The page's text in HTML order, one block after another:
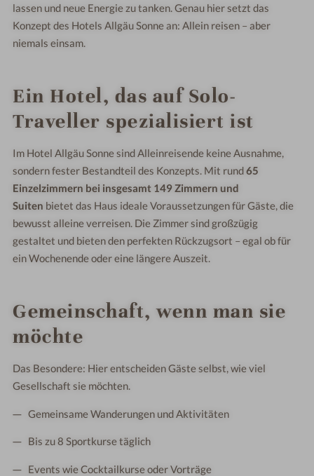
lassen und neue Energie zu tanken. Genau hier setzt das
Konzept des Hotels Allgäu Sonne an: Allein reisen – aber
niemals einsam.
Ein Hotel, das auf Solo-
Traveller spezialisiert ist
Im Hotel Allgäu Sonne sind Alleinreisende keine Ausnahme,
sondern fester Bestandteil des Konzepts. Mit rund65
Einzelzimmern bei insgesamt 149 Zimmern und
Suiten bietet das Haus ideale Voraussetzungen für Gäste, die
bewusst alleine verreisen. Die Zimmer sind großzügig
gestaltet und bieten den perfekten Rückzugsort – egal ob für
ein Wochenende oder eine längere Auszeit.
Gemeinschaft, wenn man sie
möchte
Das Besondere: Hier entscheiden Gäste selbst, wie viel
Gesellschaft sie möchten.
Gemeinsame Wanderungen und Aktivitäten
Bis zu 8 Sportkurse täglich
Events wie Cocktailkurse oder Vorträge